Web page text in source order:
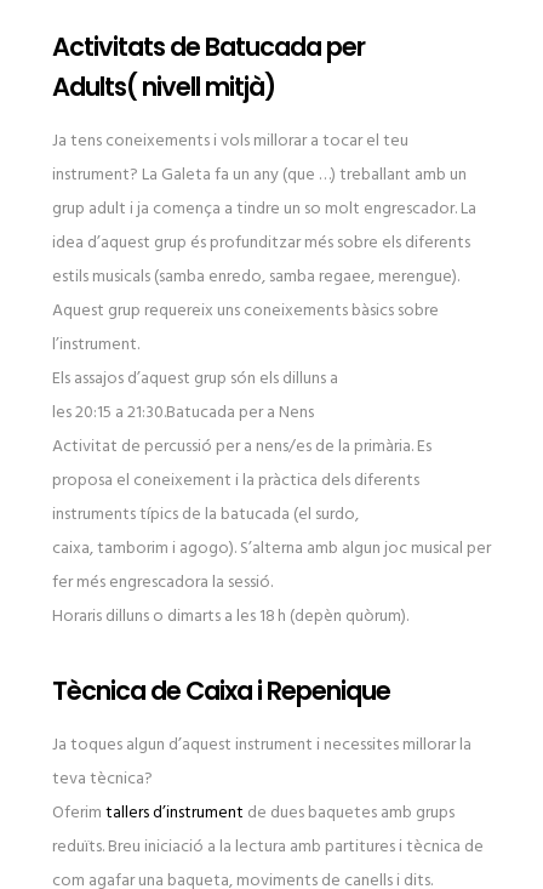
Activitats de Batucada per
Adults( nivell mitjà)
Ja tens coneixements i vols millorar a tocar el teu
instrument? La Galeta fa un any (que …) treballant amb un
grup adult i ja comença a tindre un so molt engrescador. La
idea d’aquest grup és profunditzar més sobre els diferents
estils musicals (samba enredo, samba regaee, merengue).
Aquest grup requereix uns coneixements bàsics sobre
l’instrument.
Els assajos d’aquest grup són els dilluns a
les 20:15 a 21:30.Batucada per a Nens
Activitat de percussió per a nens/es de la primària. Es
proposa el coneixement i la pràctica dels diferents
instruments típics de la batucada (el surdo,
caixa, tamborim i agogo). S’alterna amb algun joc musical per
fer més engrescadora la sessió.
Horaris dilluns o dimarts a les 18 h (depèn quòrum).
Tècnica de Caixa i Repenique
Ja toques algun d’aquest instrument i necessites millorar la
teva tècnica?
Oferimtallers d’instrument de dues baquetes amb grups
reduïts. Breu iniciació a la lectura amb partitures i tècnica de
com agafar una baqueta, moviments de canells i dits.